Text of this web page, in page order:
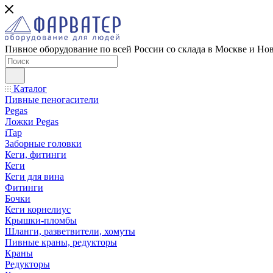
Пивное оборудование по всей России со склада в Москве и
Каталог
Пивные пеногасители
Pegas
Ложки Pegas
iTap
Заборные головки
Кеги, фитинги
Кеги
Кеги для вина
Фитинги
Бочки
Кеги корнелиус
Крышки-пломбы
Шланги, разветвители, хомуты
Пивные краны, редукторы
Краны
Редукторы